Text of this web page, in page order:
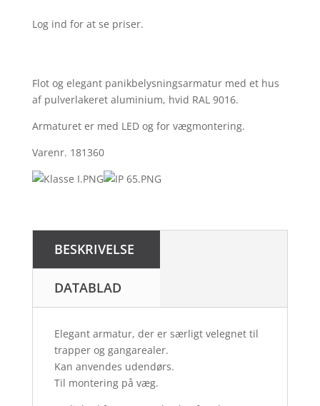
Log ind for at se priser.
Flot og elegant panikbelysningsarmatur med et hus
af pulverlakeret aluminium, hvid RAL 9016.
Armaturet er med LED og for vægmontering.
Varenr. 181360
BESKRIVELSE
DATABLAD
Elegant armatur, der er særligt velegnet til
trapper og gangarealer.
Kan anvendes udendørs.
Til montering på væg.